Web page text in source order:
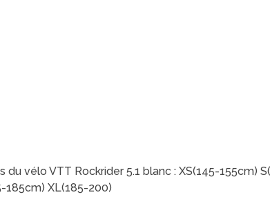
du vélo VTT Rockrider 5.1 blanc : XS(145-155cm)
185cm) XL(185-200)